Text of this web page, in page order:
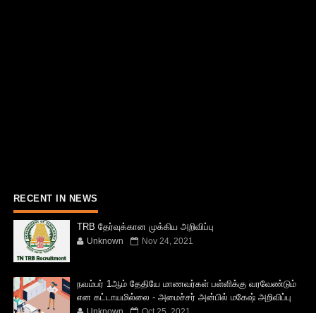
RECENT IN NEWS
TRB தேர்வுக்கான முக்கிய அறிவிப்பு
Unknown Nov 24, 2021
நவம்பர் 1ஆம் தேதியே மாணவர்கள் பள்ளிக்கு வரவேண்டும்
என கட்டாயமில்லை - அமைச்சர் அன்பில் மகேஷ் அறிவிப்பு